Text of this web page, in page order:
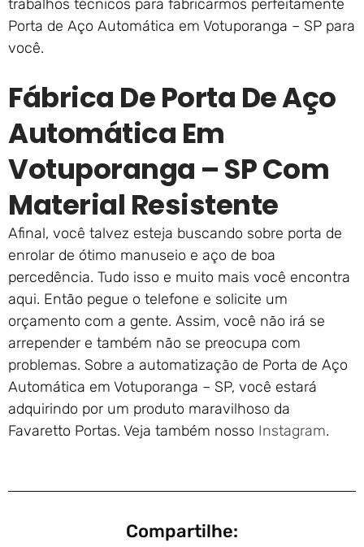
trabalhos técnicos para fabricarmos perfeitamente
Porta de Aço Automática em Votuporanga – SP para
você.
Fábrica De Porta De Aço
Automática Em
Votuporanga – SP Com
Material Resistente
Afinal, você talvez esteja buscando sobre porta de
enrolar de ótimo manuseio e aço de boa
percedência. Tudo isso e muito mais você encontra
aqui. Então pegue o telefone e solicite um
orçamento com a gente. Assim, você não irá se
arrepender e também não se preocupa com
problemas. Sobre a automatização de Porta de Aço
Automática em Votuporanga – SP, você estará
adquirindo por um produto maravilhoso da
Favaretto Portas. Veja também nosso Instagram.
Compartilhe: